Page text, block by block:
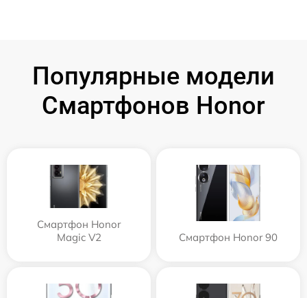
Популярные модели
Смартфонов Honor
Смартфон Honor
Magic V2
Смартфон Honor 90